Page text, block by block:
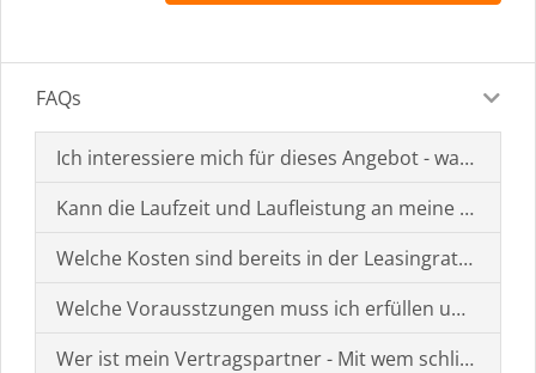
FAQs
Ich interessiere mich für dieses Angebot - was muss
Kann die Laufzeit und Laufleistung an meine
Welche Kosten sind bereits in der Leasingrate
Welche Vorausstzungen muss ich erfüllen um einen
Wer ist mein Vertragspartner - Mit wem schließe ich